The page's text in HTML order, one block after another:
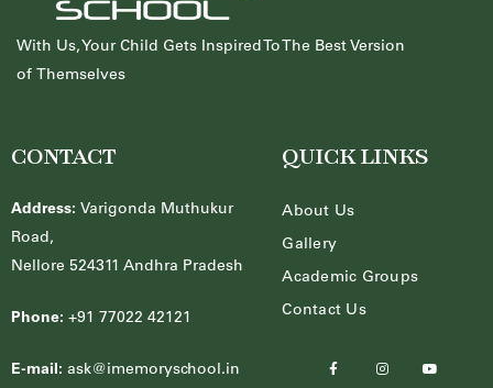
With Us, Your Child Gets Inspired To The Best Version
of Themselves
CONTACT
Address: Varigonda Muthukur
Road,
Nellore 524311 Andhra Pradesh
Phone: +91 77022 42121
E-mail: ask@imemoryschool.in
QUICK LINKS
About Us
Gallery
Academic Groups
Contact Us